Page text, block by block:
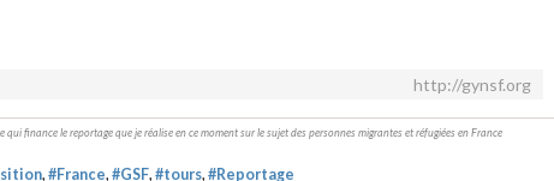
http://gynsf.org
qui finance le reportage que je réalise en ce moment sur le sujet des personnes migrantes et réfugiées en France
, #France, #GSF, #tours, #Reportage